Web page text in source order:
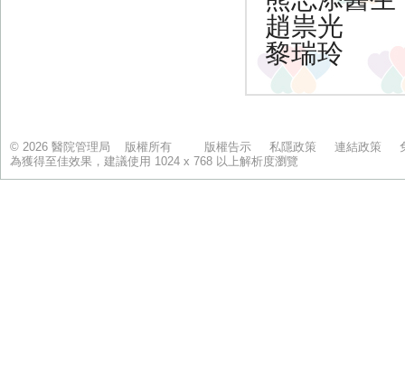
© 2026 醫院管理局 版權所有 版權告示 私隱政策 連結政策
為獲得至佳效果，建議使用 1024 x 768 以上解析度瀏覽